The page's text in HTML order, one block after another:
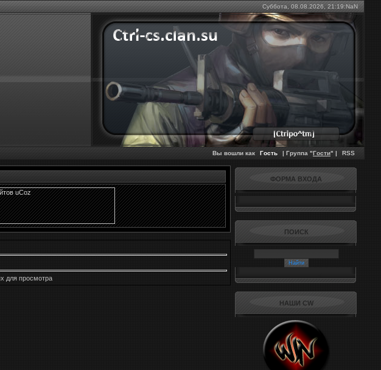
Суббота, 08.08.2026, 21:19:NaN
Вы вошли как Гость | Группа "Гости" | RSS
для просмотра
ФОРМА ВХОДА
ПОИСК
НАШИ CW